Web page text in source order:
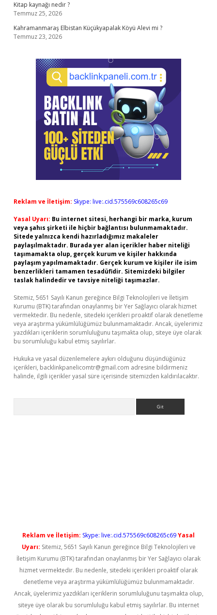
Kitap kaynağı nedir ?
Temmuz 25, 2026
Kahramanmaraş Elbistan Küçükyapalak Köyü Alevi mi ?
Temmuz 23, 2026
Reklam ve İletişim: Skype: live:.cid.575569c608265c69
Yasal Uyarı: Bu internet sitesi, herhangi bir marka, kurum
veya şahıs şirketi ile hiçbir bağlantısı bulunmamaktadır.
Sitede yalnızca kendi hazırladığımız makaleler
paylaşılmaktadır. Burada yer alan içerikler haber niteliği
taşımamakta olup, gerçek kurum ve kişiler hakkında
paylaşım yapılmamaktadır. Gerçek kurum ve kişiler ile isim
benzerlikleri tamamen tesadüfidir. Sitemizdeki bilgiler
taslak halindedir ve tavsiye niteliği taşımazlar.
Sitemiz, 5651 Sayılı Kanun gereğince Bilgi Teknolojileri ve İletişim
Kurumu (BTK) tarafından onaylanmış bir Yer Sağlayıcı olarak hizmet
vermektedir. Bu nedenle, sitedeki içerikleri proaktif olarak denetleme
veya araştırma yükümlülüğümüz bulunmamaktadır. Ancak, üyelerimiz
yazdıkları içeriklerin sorumluluğunu taşımakta olup, siteye üye olarak
bu sorumluluğu kabul etmiş sayılırlar.
Hukuka ve yasal düzenlemelere aykırı olduğunu düşündüğünüz
içerikleri, backlinkpanelicomtr@gmail.com adresine bildirmeniz
halinde, ilgili içerikler yasal süre içerisinde sitemizden kaldırılacaktır.
Reklam ve İletişim: Skype: live:.cid.575569c608265c69Yasal
Uyarı: Sitemiz, 5651 Sayılı Kanun gereğince Bilgi Teknolojileri ve
İletişim Kurumu (BTK) tarafından onaylanmış bir Yer Sağlayıcı olarak
hizmet vermektedir. Bu nedenle, sitedeki içerikleri proaktif olarak
denetleme veya araştırma yükümlülüğümüz bulunmamaktadır.
Ancak, üyelerimiz yazdıkları içeriklerin sorumluluğunu taşımakta olup,
siteye üye olarak bu sorumluluğu kabul etmiş sayılırlar. Bu internet